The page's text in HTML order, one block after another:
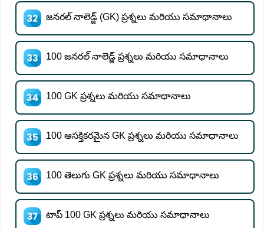
జనరల్ నాలెడ్జ్ (GK) ప్రశ్నలు మరియు సమాధానాలు
100 జనరల్ నాలెడ్జ్ ప్రశ్నలు మరియు సమాధానాలు
100 GK ప్రశ్నలు మరియు సమాధానాలు
100 ఆసక్తికరమైన GK ప్రశ్నలు మరియు సమాధానాలు
100 తెలుగు GK ప్రశ్నలు మరియు సమాధానాలు
టాప్ 100 GK ప్రశ్నలు మరియు సమాధానాలు